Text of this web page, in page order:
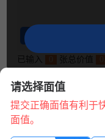
已输入 张总价值
兑换说明
1.平台24小时可提交
请选择面值
提交正确面值有利于
面值。